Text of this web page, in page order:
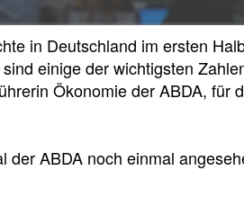
in Deutschland im ersten
einige der wichtigsten
Ökonomie der ABDA, für
der ABDA noch einmal